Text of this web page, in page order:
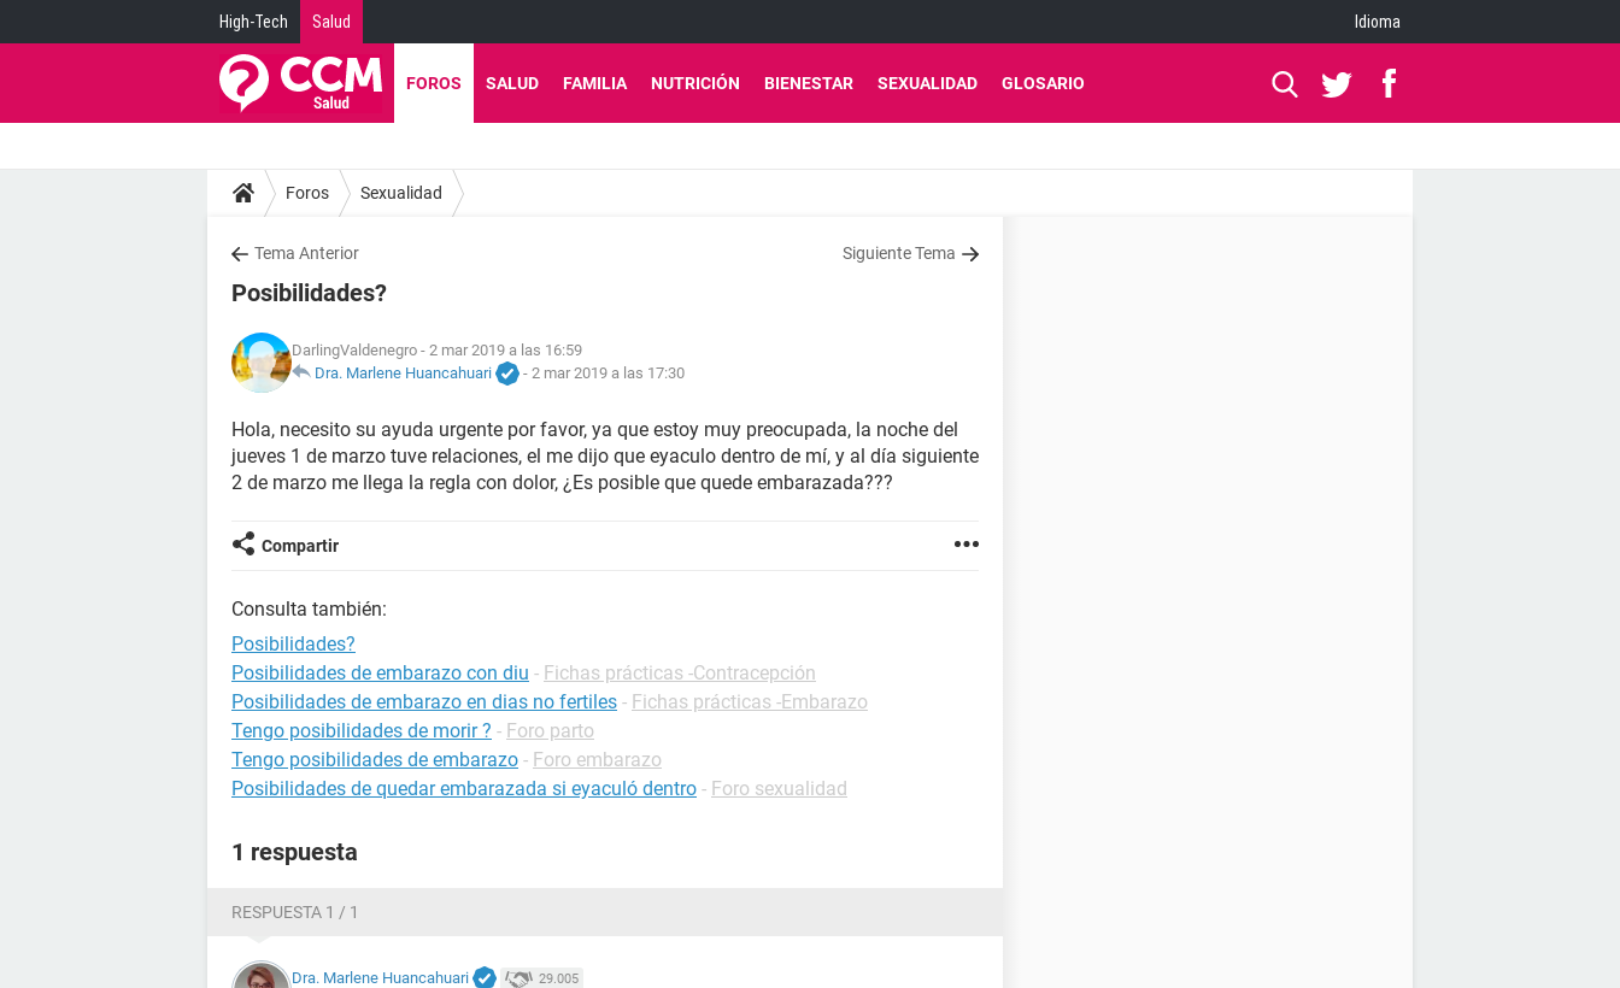
High-Tech Salud Idioma
FOROS SALUD FAMILIA NUTRICIÓN BIENESTAR SEXUALIDAD GLOSARIO
Foros Sexualidad
Tema Anterior Siguiente Tema
Posibilidades?
DarlingValdenegro - 2 mar 2019 a las 16:59
Dra. Marlene Huancahuari
- 2 mar 2019 a las 17:30
Hola, necesito su ayuda urgente por favor, ya que estoy muy preocupada, la noche del
jueves 1 de marzo tuve relaciones, el me dijo que eyaculo dentro de mí, y al día siguiente
2 de marzo me llega la regla con dolor, ¿Es posible que quede embarazada???
Compartir
Consulta también:
Posibilidades?
Posibilidades de embarazo con diu - Fichas prácticas -Contracepción
Posibilidades de embarazo en dias no fertiles - Fichas prácticas -Embarazo
Tengo posibilidades de morir ? - Foro parto
Tengo posibilidades de embarazo - Foro embarazo
Posibilidades de quedar embarazada si eyaculó dentro - Foro sexualidad
1 respuesta
RESPUESTA 1 / 1
Dra. Marlene Huancahuari 29.005